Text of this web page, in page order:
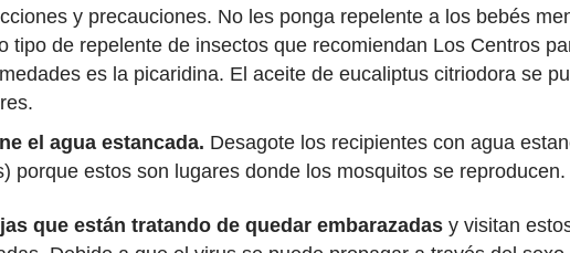
y precauciones. No les ponga repelente a los bebés
tipo de repelente de insectos que recomiendan Los Centros
es la picaridina. El aceite de eucaliptus citriodora se
el agua estancada. Desagote los recipientes con agua
porque estos son lugares donde los mosquitos se reproducen.
que están tratando de quedar embarazadas y visitan